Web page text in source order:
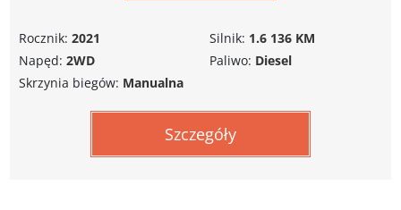
Rocznik: 2021
Napęd: 2WD
Silnik: 1.6 136 KM
Paliwo: Diesel
Skrzynia biegów: Manualna
Szczegóły